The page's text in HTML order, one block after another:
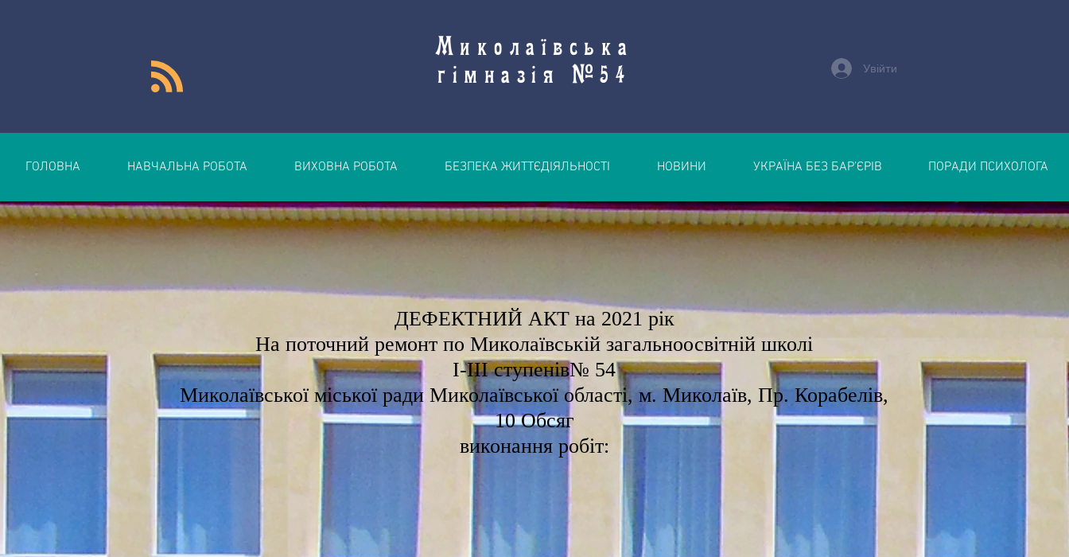
Миколаївська
гімназія №54
Увійти
ГОЛОВНА НАВЧАЛЬНА РОБОТА ВИХОВНА РОБОТА БЕЗПЕКА ЖИТТЄДІЯЛЬНОСТІ НОВИНИ УКРАЇНА БЕЗ БАР’ЄРІВ ПОРАДИ ПСИХОЛОГА
ДЕФЕКТНИЙ АКТ на 2021 рік
На поточний ремонт по Миколаївській загальноосвітній школі
І-ІІІ ступенів№ 54
Миколаївської міської ради Миколаївської області, м. Миколаїв, Пр. Корабелів,
10 Обсяг
виконання робіт: